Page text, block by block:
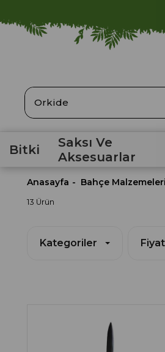
Bitki
Saksı Ve
Aksesuarlar
Anasayfa Bahçe Malzemeleri
13 Ürün
Kategoriler Fiyat